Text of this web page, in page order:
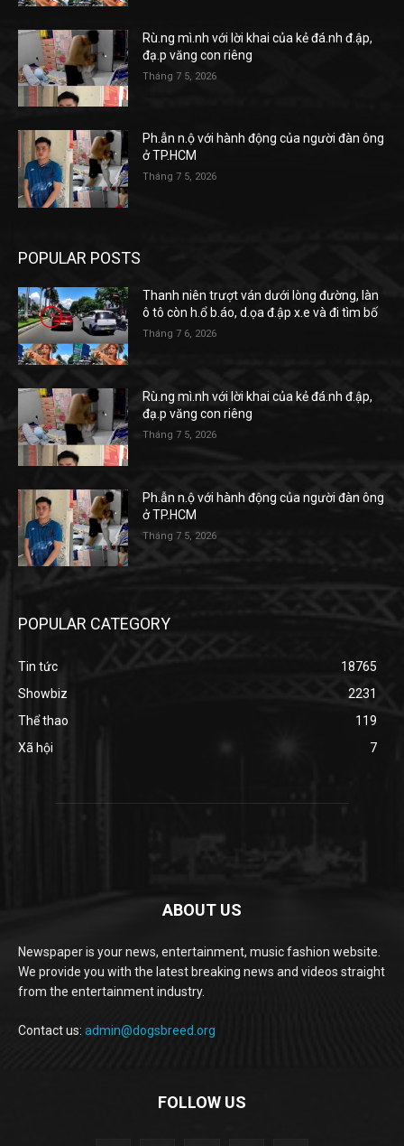
Rù.ng mì.nh với lời khai của kẻ đá.nh đ.ập,
đạ.p văng con riêng
Tháng 7 5, 2026
Ph.ẫn n.ộ với hành động của người đàn ông
ở TP.HCM
Tháng 7 5, 2026
POPULAR POSTS
Thanh niên trượt ván dưới lòng đường, làn
ô tô còn h.ổ b.áo, d.ọa đ.ập x.e và đi tìm bố
Tháng 7 6, 2026
Rù.ng mì.nh với lời khai của kẻ đá.nh đ.ập,
đạ.p văng con riêng
Tháng 7 5, 2026
Ph.ẫn n.ộ với hành động của người đàn ông
ở TP.HCM
Tháng 7 5, 2026
POPULAR CATEGORY
Tin tức
18765
Showbiz
2231
Thể thao
119
Xã hội
7
ABOUT US
Newspaper is your news, entertainment, music fashion website.
We provide you with the latest breaking news and videos straight
from the entertainment industry.
Contact us: admin@dogsbreed.org
FOLLOW US